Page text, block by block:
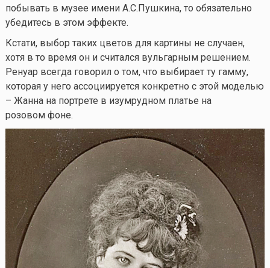
побывать в музее имени А.С.Пушкина, то обязательно
убедитесь в этом эффекте.
Кстати, выбор таких цветов для картины не случаен,
хотя в то время он и считался вульгарным решением.
Ренуар всегда говорил о том, что выбирает ту гамму,
которая у него ассоциируется конкретно с этой моделью
– Жанна на портрете в изумрудном платье на
розовом фоне.